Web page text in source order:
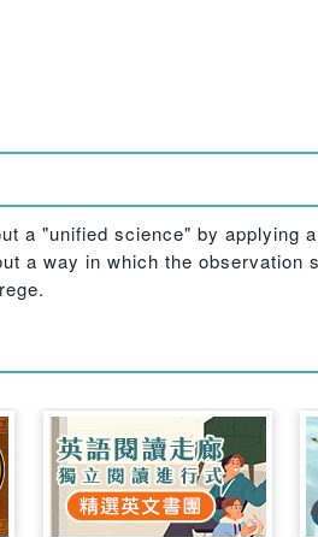
a "unified science" by applying
a way in which the